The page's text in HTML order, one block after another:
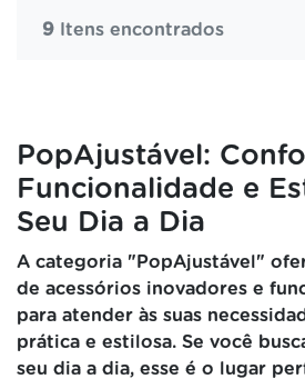
9 Itens encontrados
PopAjustável:
Funcionalidade e
Seu Dia a Dia
A categoria "PopAjustável"
de acessórios inovadores e
para atender às suas
prática e estilosa. Se você
seu dia a dia, esse é o lugar